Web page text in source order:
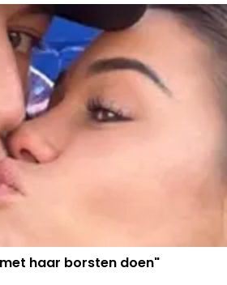
haar borsten doen"